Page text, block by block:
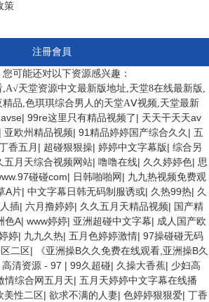
策
注冊會員
可能还对以下资源感兴趣：
天堂资源中文最新版地址,天堂8在线最新版,
品,色琪琪综合男人的天堂AⅤ视频,天堂最新
| 99re这里只有精品视频了| 天天干天天av
| 亚欧州精品视频| 91精品婷婷国产综合久久 | 五
香五月 | 超碰狠狠操| 婷婷中文字幕版| 综合另
五月天综合视频网站| 噜噜在线| 久久婷婷色| 思
碰碰com| 日韩啪啪网| 九九热视频免费观
A片| 中文字幕日韩无码制服诱或| 久热99热| 久
插| 六月撸婷婷| 久久五月天精品视频| 国产精
色A| www婷婷| 亚洲超碰中文字幕| 成人国产欧
婷| 九九久热| 五月色婷婷激情| 97操碰碰无码
二区|
《亚洲操B久久免费在线观看,亚洲操B久
清资源 - 97 | 99久超碰| 久操大香蕉| 少妇高
情综合网五月天| 五月天婷婷中文字幕在线播
美性二区| 欲求不满的人妻| 色婷婷狠狠爱| 丁香